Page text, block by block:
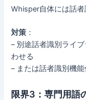
Whisper自体には話者
対策 ：
– 別途話者識別ライ
わせる
– または話者識別機
限界3：専門用語